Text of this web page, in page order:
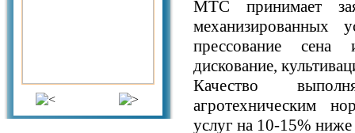
МТС принимает
механизированных
прессование
дискование,
Качество
агротехническим
услуг на 10-15%